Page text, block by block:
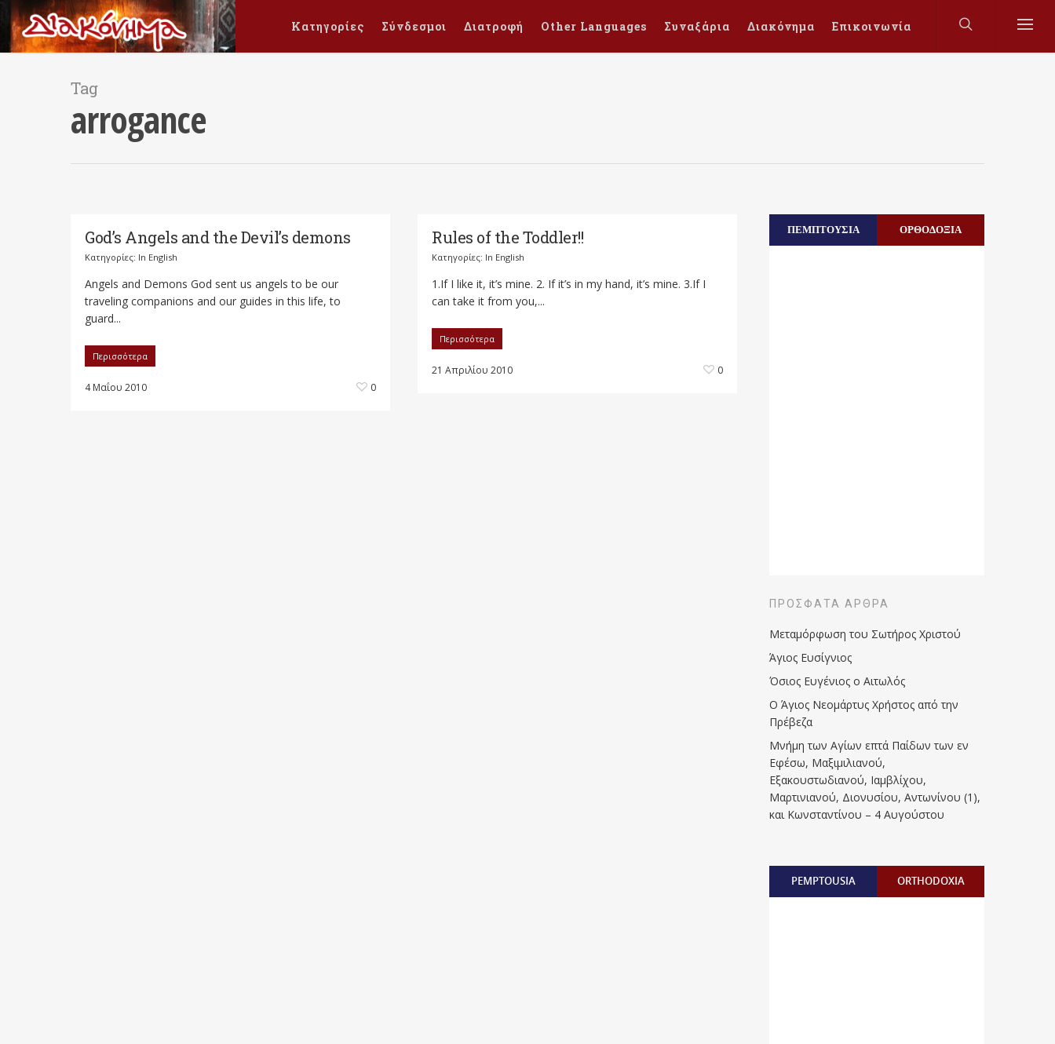
Κατηγορίες Σύνδεσμοι Διατροφή Other Languages Συναξάρια Διακόνημα Επικοινωνία
Tag
arrogance
God’s Angels and the Devil’s demons
Κατηγορίες: In English
Angels and Demons God sent us angels to be our
traveling companions and our guides in this life, to
guard...
Περισσότερα
4 Μαΐου 2010 0
Rules of the Toddler!!
Κατηγορίες: In English
1.If I like it, it’s mine. 2. If it’s in my hand, it’s mine. 3.If I
can take it from you,...
Περισσότερα
21 Απριλίου 2010 0
ΠΕΜΠΤΟΥΣΙΑ ΟΡΘΟΔΟΞΙΑ
ΠΡΌΣΦΑΤΑ ΆΡΘΡΑ
Μεταμόρφωση του Σωτήρος Χριστού
Άγιος Ευσίγνιος
Όσιος Ευγένιος ο Αιτωλός
Ο Άγιος Νεομάρτυς Χρήστος από την
Πρέβεζα
Μνήμη των Aγίων επτά Παίδων των εν
Eφέσω, Mαξιμιλιανού,
Eξακουστωδιανού, Iαμβλίχου,
Mαρτινιανού, Διονυσίου, Aντωνίνου (1),
και Kωνσταντίνου – 4 Αυγούστου
PEMPTOUSIA ORTHODOXIA